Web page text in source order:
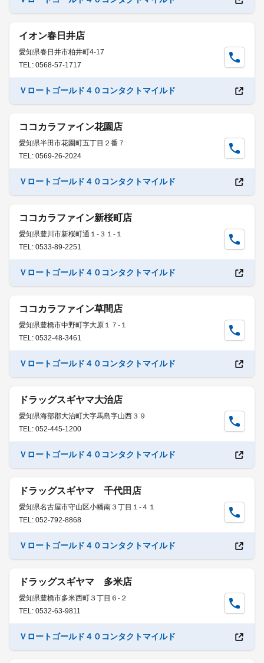
イオン春日井店
愛知県春日井市柏井町4-17
TEL: 0568-57-1717
Ｖロートゴールド４０コンタクトマイルド
ココカラファイン花園店
愛知県半田市花園町五丁目２番７
TEL: 0569-26-2024
Ｖロートゴールド４０コンタクトマイルド
ココカラファイン新桜町店
愛知県豊川市新桜町通１-３１-１
TEL: 0533-89-2251
Ｖロートゴールド４０コンタクトマイルド
ココカラファイン草間店
愛知県豊橋市中野町字大原１７-１
TEL: 0532-48-3461
Ｖロートゴールド４０コンタクトマイルド
ドラッグスギヤマ大治店
愛知県海部郡大治町大字馬島字山西３９
TEL: 052-445-1200
Ｖロートゴールド４０コンタクトマイルド
ドラッグスギヤマ 千代田店
愛知県名古屋市守山区小幡南３丁目１-４１
TEL: 052-792-8868
Ｖロートゴールド４０コンタクトマイルド
ドラッグスギヤマ 多米店
愛知県豊橋市多米西町３丁目６-２
TEL: 0532-63-9811
Ｖロートゴールド４０コンタクトマイルド